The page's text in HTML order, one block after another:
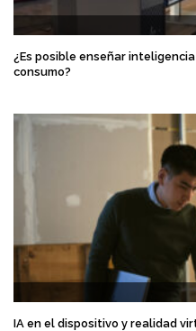
¿Es posible enseñar
consumo?
IA en el dispositivo y realidad